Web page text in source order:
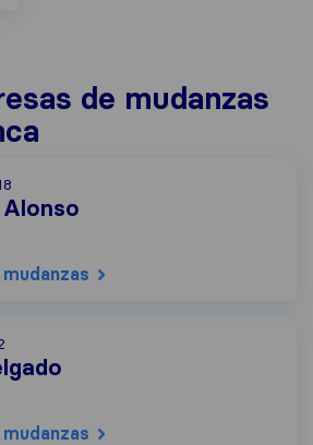
de mudanzas